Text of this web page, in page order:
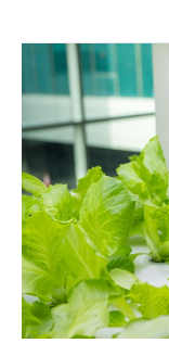
Kakva
genijalna
–
prazne
poslovne
zgrade
koriste
se
za
uzgoj
hrane!